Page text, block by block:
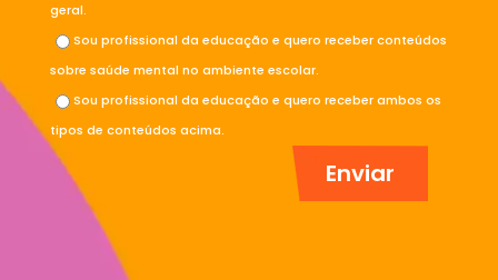
geral.
Sou profissional da educação e quero receber conteúdos
sobre saúde mental no ambiente escolar.
Sou profissional da educação e quero receber ambos os
tipos de conteúdos acima.